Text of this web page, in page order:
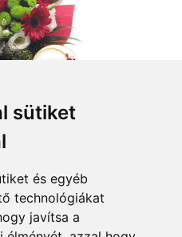
sütiket
és egyéb
technológiákat
javítsa a
szezoncsokor
Ft-tól